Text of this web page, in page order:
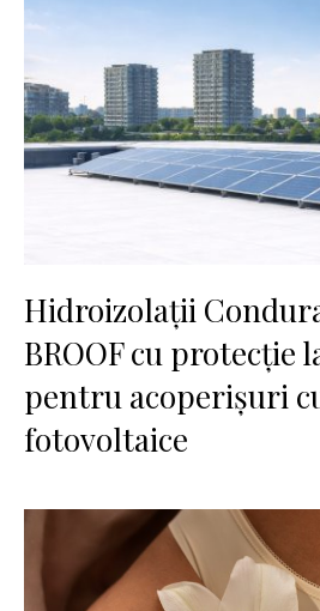
Hidroizolații
BROOF cu protecție
pentru acoperișuri
fotovoltaice